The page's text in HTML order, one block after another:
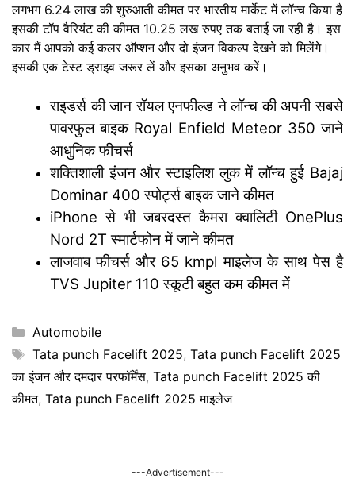
लगभग 6.24 लाख की शुरुआती कीमत पर भारतीय मार्केट में लॉन्च किया है
इसकी टॉप वैरियंट की कीमत 10.25 लख रुपए तक बताई जा रही है। इस
कार मैं आपको कई कलर ऑप्शन और दो इंजन विकल्प देखने को मिलेंगे।
इसकी एक टेस्ट ड्राइव जरूर लें और इसका अनुभव करें।
राइडर्स की जान रॉयल एनफील्ड ने लॉन्च की अपनी सबसे
पावरफुल बाइक Royal Enfield Meteor 350 जाने
आधुनिक फीचर्स
शक्तिशाली इंजन और स्टाइलिश लुक में लॉन्च हुई Bajaj
Dominar 400 स्पोर्ट्स बाइक जाने कीमत
iPhone से भी जबरदस्त कैमरा क्वालिटी OnePlus
Nord 2T स्मार्टफोन में जाने कीमत
लाजवाब फीचर्स और 65 kmpl माइलेज के साथ पेस है
TVS Jupiter 110 स्कूटी बहुत कम कीमत में
Categories
Automobile
Tags
Tata punch Facelift 2025, Tata punch Facelift 2025
का इंजन और दमदार परफॉर्मेंस, Tata punch Facelift 2025 की
कीमत, Tata punch Facelift 2025 माइलेज
---Advertisement---